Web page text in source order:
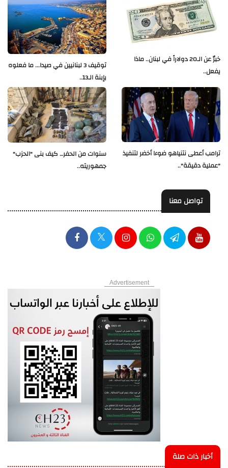
توقيف 3 لبنانيين في صيدا... ما فعلوه
بإبنة الـ13..
خبرٌ عن الـ20 دولاراً في لبنان.. ماذا
يفعل..
سنوات من الحفر… كيف بنى "الحزب"
جمهوريته..
ترامب أعطى نتنياهو ضوءا أخضر لتنفيذ
"عملية دقيقة"..
تواصل معنا
Advertisement
أخبار ذات صلة